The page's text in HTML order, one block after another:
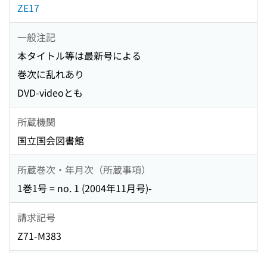
ZE17
一般注記
本タイトル等は最新号による
巻次に乱れあり
DVD-videoとも
所蔵機関
国立国会図書館
所蔵巻次・年月次（所蔵事項）
1巻1号 = no. 1 (2004年11月号)-
請求記号
Z71-M383